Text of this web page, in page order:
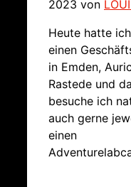
2023 von
Heute hatte
einen
in Emden,
Rastede und da
besuche ich
auch gerne
einen